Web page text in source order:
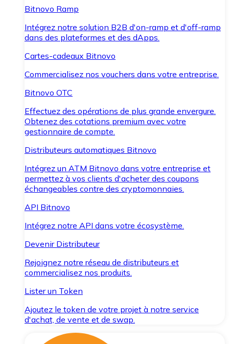
Bitnovo Ramp
Intégrez notre solution B2B d'on-ramp et d'off-ramp
dans des plateformes et des dApps.
Cartes-cadeaux Bitnovo
Commercialisez nos vouchers dans votre entreprise.
Bitnovo OTC
Effectuez des opérations de plus grande envergure.
Obtenez des cotations premium avec votre
gestionnaire de compte.
Distributeurs automatiques Bitnovo
Intégrez un ATM Bitnovo dans votre entreprise et
permettez à vos clients d'acheter des coupons
échangeables contre des cryptomonnaies.
API Bitnovo
Intégrez notre API dans votre écosystème.
Devenir Distributeur
Rejoignez notre réseau de distributeurs et
commercialisez nos produits.
Lister un Token
Ajoutez le token de votre projet à notre service
d'achat, de vente et de swap.